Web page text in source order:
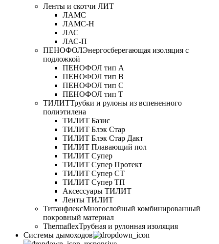
Ленты и скотчи ЛИТ
ЛАМС
ЛАМС-Н
ЛАС
ЛАС-П
ПЕНОФОЛЭнергосберегающая изоляция с
подложкой
ПЕНОФОЛ тип А
ПЕНОФОЛ тип B
ПЕНОФОЛ тип C
ПЕНОФОЛ тип T
ТИЛИТТрубки и рулоны из вспененного
полиэтилена
ТИЛИТ Базис
ТИЛИТ Блэк Стар
ТИЛИТ Блэк Стар Дакт
ТИЛИТ Плавающий пол
ТИЛИТ Супер
ТИЛИТ Супер Протект
ТИЛИТ Супер СТ
ТИЛИТ Супер ТП
Аксессуары ТИЛИТ
Ленты ТИЛИТ
ТитанфлексМногослойный комбинированный
покровный материал
ThermaflexТрубная и рулонная изоляция
Cистемы дымоходов